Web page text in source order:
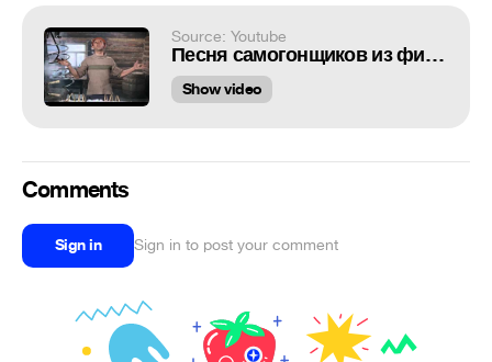
Source: Youtube
Песня самогонщиков из фильма "Самогонщики"
Show video
Comments
Sign in Sign in to post your comment